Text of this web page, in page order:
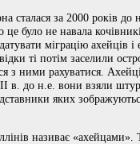
сталася за 2000 років до
не навала
міграцію
ті потім заселили
з ними рахуватися.
в. до н.е. вони взяли
яких
називає